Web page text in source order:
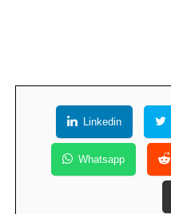
Linkedin
Whatsapp